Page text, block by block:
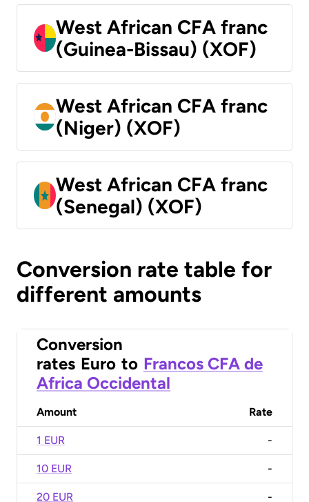
West African CFA franc
(Guinea-Bissau) (XOF)
West African CFA franc
(Niger) (XOF)
West African CFA franc
(Senegal) (XOF)
Conversion rate table for
different amounts
Conversion
rates Euro to Francos CFA de
Africa Occidental
Amount Rate
1 EUR -
10 EUR -
20 EUR -